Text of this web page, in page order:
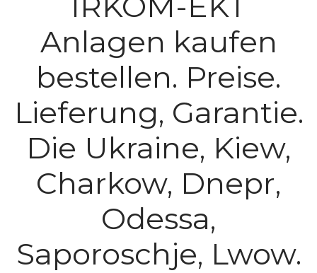
Anlagen kaufen
bestellen. Preise.
Lieferung, Garantie.
Die Ukraine, Kiew,
Charkow, Dnepr,
Odessa,
Saporoschje, Lwow.